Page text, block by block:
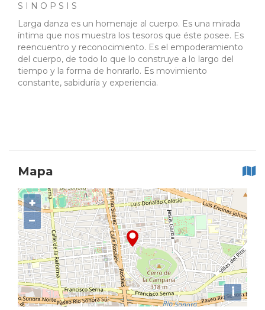
S I N O P S I S
Larga danza es un homenaje al cuerpo. Es una mirada
íntima que nos muestra los tesoros que éste posee. Es
reencuentro y reconocimiento. Es el empoderamiento
del cuerpo, de todo lo que lo construye a lo largo del
tiempo y la forma de honrarlo. Es movimiento
constante, sabiduría y experiencia.
Mapa
+
−
i